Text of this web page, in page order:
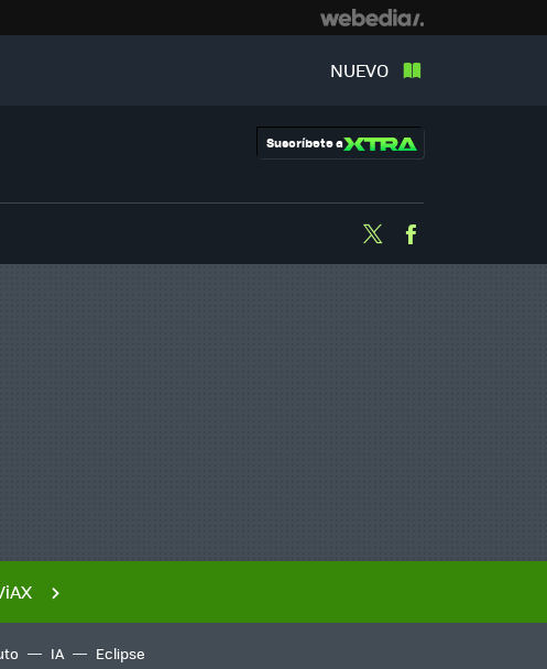
NUEVO
Suscríbete a
Twitter
IA Eclipse